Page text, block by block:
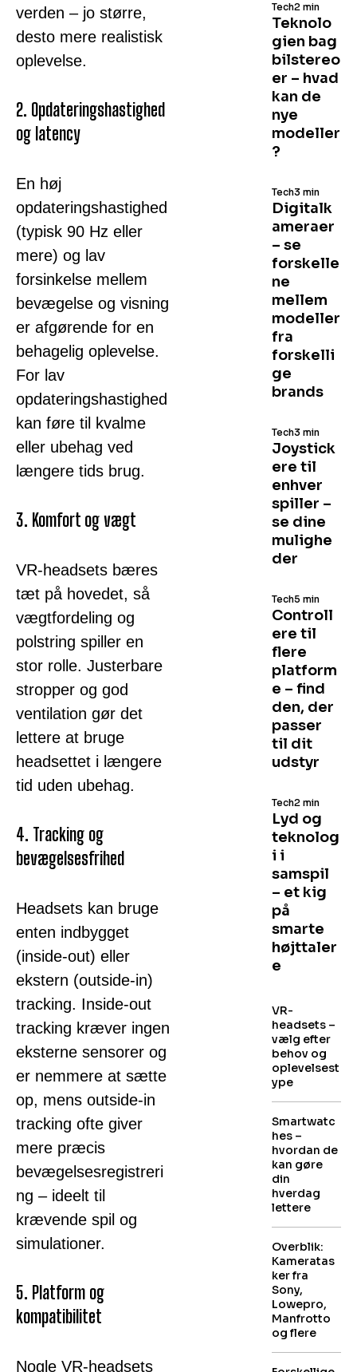
verden – jo større,
desto mere realistisk
oplevelse.
2. Opdateringshastighed
og latency
En høj
opdateringshastighed
(typisk 90 Hz eller
mere) og lav
forsinkelse mellem
bevægelse og visning
er afgørende for en
behagelig oplevelse.
For lav
opdateringshastighed
kan føre til kvalme
eller ubehag ved
længere tids brug.
3. Komfort og vægt
VR-headsets bæres
tæt på hovedet, så
vægtfordeling og
polstring spiller en
stor rolle. Justerbare
stropper og god
ventilation gør det
lettere at bruge
headsettet i længere
tid uden ubehag.
4. Tracking og
bevægelsesfrihed
Headsets kan bruge
enten indbygget
(inside-out) eller
ekstern (outside-in)
tracking. Inside-out
tracking kræver ingen
eksterne sensorer og
er nemmere at sætte
op, mens outside-in
tracking ofte giver
mere præcis
bevægelsesregistreri
ng – ideelt til
krævende spil og
simulationer.
5. Platform og
kompatibilitet
Nogle VR-headsets
Teknolo
gien bag
bilstereo
er – hvad
kan de
nye
modeller
?
Tech2 min
Digitalk
ameraer
– se
forskelle
ne
mellem
modeller
fra
forskelli
ge
brands
Tech3 min
Joystick
ere til
enhver
spiller –
se dine
mulighe
der
Tech3 min
Controll
ere til
flere
platform
e – find
den, der
passer
til dit
udstyr
Tech5 min
Lyd og
teknolog
i i
samspil
– et kig
på
smarte
højttaler
e
Tech2 min
VR-
headsets –
vælg efter
behov og
oplevelsest
ype
Smartwatc
hes –
hvordan de
kan gøre
din
hverdag
lettere
Overblik:
Kameratas
ker fra
Sony,
Lowepro,
Manfrotto
og flere